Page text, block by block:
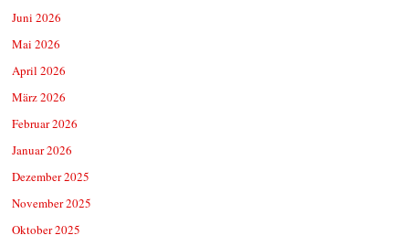
Juni 2026
Mai 2026
April 2026
März 2026
Februar 2026
Januar 2026
Dezember 2025
November 2025
Oktober 2025